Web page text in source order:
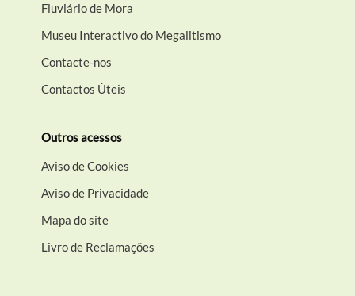
Fluviário de Mora
Museu Interactivo do Megalitismo
Contacte-nos
Contactos Úteis
Outros acessos
Aviso de Cookies
Aviso de Privacidade
Mapa do site
Livro de Reclamações